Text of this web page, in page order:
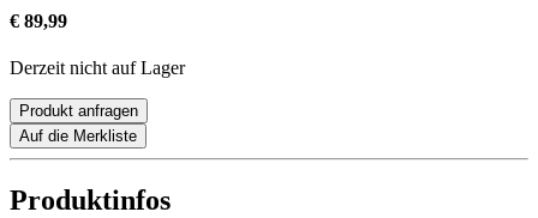
€ 89,99
Derzeit nicht auf Lager
Produkt anfragen
Auf die Merkliste
Produktinfos